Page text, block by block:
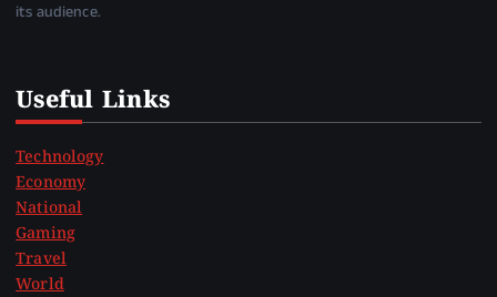
its audience.
Useful Links
Technology
Economy
National
Gaming
Travel
World